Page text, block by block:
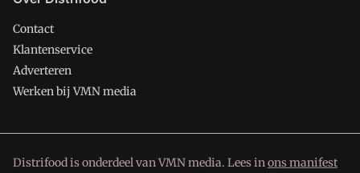
Contact
Klantenservice
Adverteren
Werken bij VMN media
Distrifood is onderdeel van VMN media. Lees inons manifest